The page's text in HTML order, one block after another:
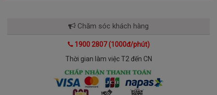
Chăm sóc khách hàng
1900 2807 (1000đ/phút)
Thời gian làm việc T2 đến CN